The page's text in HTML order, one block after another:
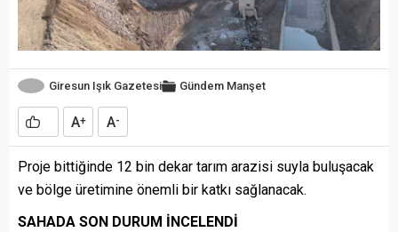
Giresun Işık Gazetesi Gündem Manşet
A+ A-
Proje bittiğinde 12 bin dekar tarım arazisi suyla buluşacak
ve bölge üretimine önemli bir katkı sağlanacak.
SAHADA SON DURUM İNCELENDİ